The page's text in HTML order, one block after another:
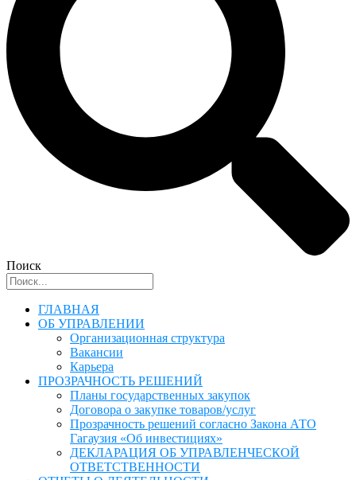
Поиск
ГЛАВНАЯ
ОБ УПРАВЛЕНИИ
Организационная структура
Вакансии
Карьера
ПРОЗРАЧНОСТЬ РЕШЕНИЙ
Планы государственных закупок
Договора о закупке товаров/услуг
Прозрачность решений согласно Закона АТО
Гагаузия «Об инвестициях»
ДЕКЛАРАЦИЯ ОБ УПРАВЛЕНЧЕСКОЙ
ОТВЕТСТВЕННОСТИ